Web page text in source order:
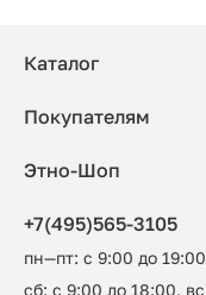
Каталог
Покупателям
Этно-Шоп
+7(495)565-3105
пн—пт: с 9:00 до 19:00
сб: с 9:00 до 18:00,